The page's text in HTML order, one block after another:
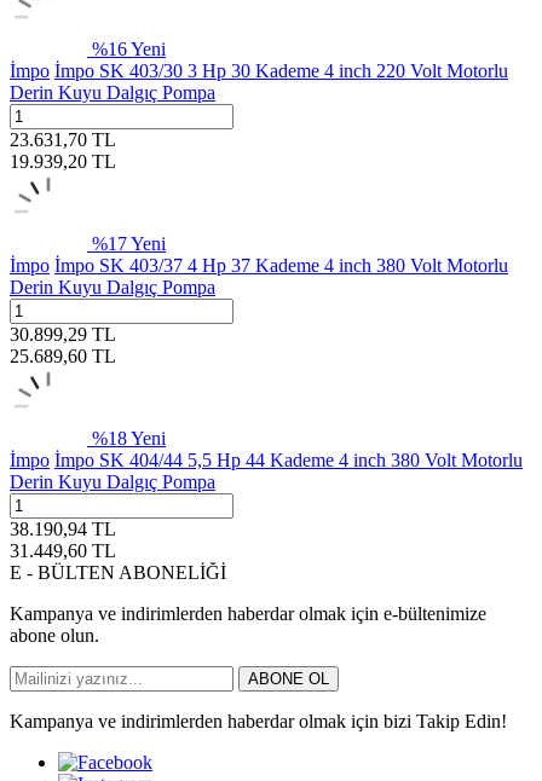
%16Yeni
İmpo İmpo SK 403/30 3 Hp 30 Kademe 4 inch 220 Volt Motorlu
Derin Kuyu Dalgıç Pompa
23.631,70 TL
19.939,20 TL
%17Yeni
İmpo İmpo SK 403/37 4 Hp 37 Kademe 4 inch 380 Volt Motorlu
Derin Kuyu Dalgıç Pompa
30.899,29 TL
25.689,60 TL
%18Yeni
İmpo İmpo SK 404/44 5,5 Hp 44 Kademe 4 inch 380 Volt Motorlu
Derin Kuyu Dalgıç Pompa
38.190,94 TL
31.449,60 TL
E - BÜLTEN ABONELİĞİ
Kampanya ve indirimlerden haberdar olmak için e-bültenimize
abone olun.
ABONE OL
Kampanya ve indirimlerden haberdar olmak için bizi Takip Edin!